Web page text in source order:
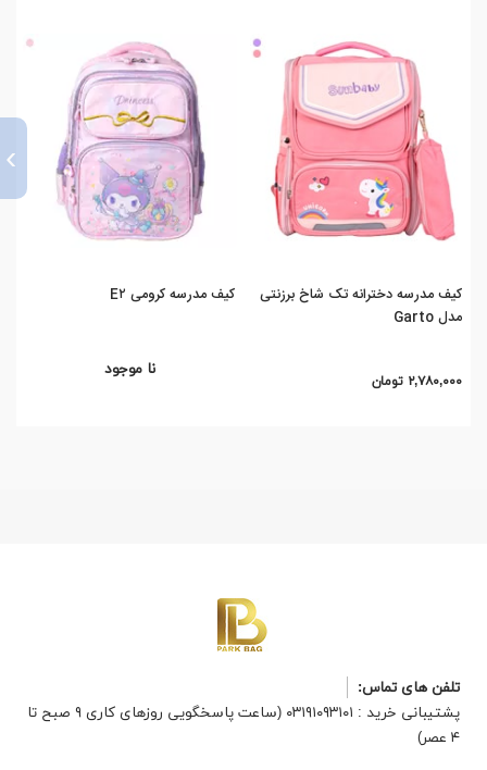
کیف مدرسه دخترانه تک شاخ برزنتی
مدل Garto
۲,۷۸۰,۰۰۰ تومان
کیف مدرسه کرومی E۲
نا موجود
›
تلفن های تماس:
پشتیبانی خرید : ۰۳۱۹۱۰۹۳۱۰۱ (ساعت پاسخگویی روزهای کاری ۹ صبح تا
۴ عصر)